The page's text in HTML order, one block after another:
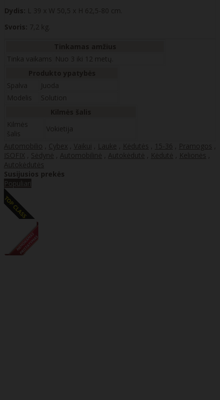
Dydis: L 39 x W 50,5 x H 62,5-80 cm.
Svoris: 7,2 kg.
Tinka vaikams Nuo 3 iki 12 metų.
Spalva
Juoda
Modelis
Solution
Kilmės
šalis
Vokietija
Automobilio , Cybex , Vaikui , Lauke , Kėdutės , 15-36 , Pramogos ,
ISOFIX , Sėdynė , Automobilinė , Autokėdutė , Kėdutė , Kelionės ,
Autokėdutės
Susijusios prekės
Populiari